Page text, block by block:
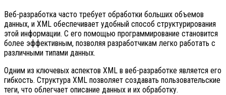
Веб-разработка часто требует обработки больших объемов
данных, и XML обеспечивает удобный способ структурирования
этой информации. С его помощью программирование становится
более эффективным, позволяя разработчикам легко работать с
различными типами данных.
Одним из ключевых аспектов XML в веб-разработке является его
гибкость. Структура XML позволяет создавать пользовательские
теги, что облегчает описание данных и их обработку.